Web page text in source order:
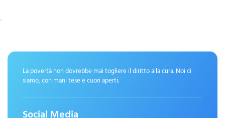
La povertà non dovrebbe mai togliere il diritto alla cura. Noi ci
siamo, con mani tese e cuori aperti.
Social Media